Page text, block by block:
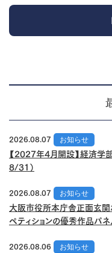
2026.08.07
お知らせ
【2027年4月開設】経済学
8/31）
2026.08.07
お知らせ
大阪市役所本庁舎正面玄関
ペティションの優秀作品パ
2026.08.06
お知らせ